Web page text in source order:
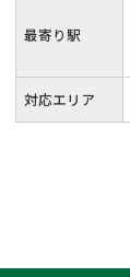
最寄り駅
対応エリア